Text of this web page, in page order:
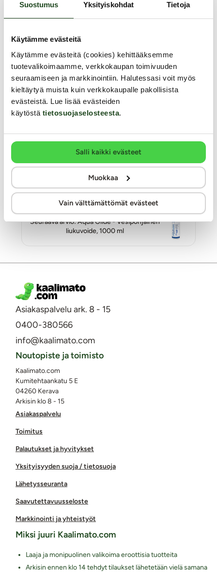
Suostumus Yksityiskohdat Tietoja
Käytämme evästeitä
Käytämme evästeitä (cookies) kehittääksemme
tuotevalikoimaamme, verkkokaupan toimivuuden
seuraamiseen ja markkinointiin. Halutessasi voit myös
kieltäytyä muista kuin verkkokaupalle pakollisista
evästeistä. Lue lisää evästeiden
käytöstä tietosuojaselosteesta.
Salli kaikki evästeet
Muokkaa
Vain välttämättömät evästeet
Wheel of Pleasurella voi ensin leikitellä ja kiusoitella
toista, niin että piikit vain hennosti osuvat iholle. Tästä
Uskomme kuka tai ketkä pitävät tuotteesta keksivät sille
erinomaista ja nautinnolista käyttöä ;)
Edellinen arvio: Fuck My Cock
masturbaattori
Seuraava arvio: Aqua Glide - Vesipohjainen
liukuvoide, 1000 ml
Asiakaspalvelu ark. 8 - 15
0400-380566
info@kaalimato.com
Asiakaspalvelu
Toimitus
Palautukset ja hyvitykset
Yksityisyyden suoja / tietosuoja
Lähetysseuranta
Saavutettavuusseloste
Markkinointi ja yhteistyöt
Noutopiste ja toimisto
Kaalimato.com
Kumitehtaankatu 5 E
04260 Kerava
Arkisin klo 8 - 15
Miksi juuri Kaalimato.com
Laaja ja monipuolinen valikoima eroottisia tuotteita
Arkisin ennen klo 14 tehdyt tilaukset lähetetään vielä samana